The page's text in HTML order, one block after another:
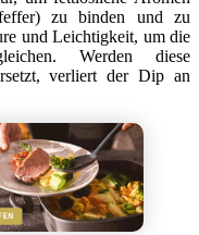
zu binden und zu
und Leichtigkeit, um die
Werden diese
verliert der Dip an